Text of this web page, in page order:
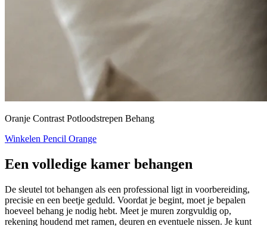
Oranje Contrast Potloodstrepen Behang
Winkelen Pencil Orange
Een volledige kamer behangen
De sleutel tot behangen als een professional ligt in voorbereiding,
precisie en een beetje geduld. Voordat je begint, moet je bepalen
hoeveel behang je nodig hebt. Meet je muren zorgvuldig op,
rekening houdend met ramen, deuren en eventuele nissen. Je kunt